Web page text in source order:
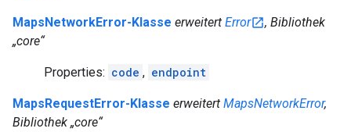
MapsNetworkError-Klasse erweitert Error
, Bibliothek
„core“
Properties: code , endpoint
MapsRequestError-Klasse erweitert MapsNetworkError,
Bibliothek „core“